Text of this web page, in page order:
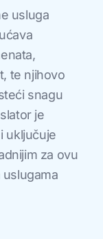
usluga
te njihovo
snagu
je
uključuje
za ovu